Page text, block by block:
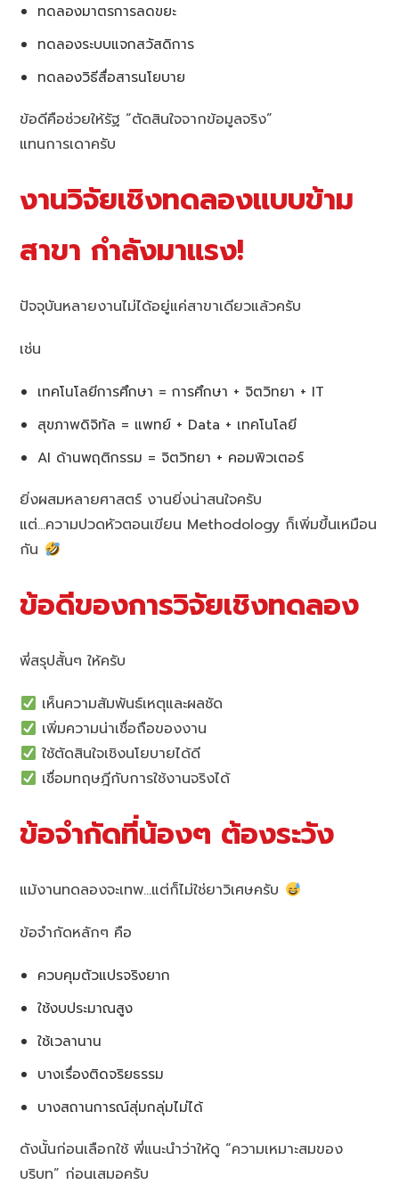
ทดลองมาตรการลดขยะ
ทดลองระบบแจกสวัสดิการ
ทดลองวิธีสื่อสารนโยบาย
ข้อดีคือช่วยให้รัฐ “ตัดสินใจจากข้อมูลจริง”
แทนการเดาครับ
งานวิจัยเชิงทดลองแบบข้าม
สาขา กำลังมาแรง!
ปัจจุบันหลายงานไม่ได้อยู่แค่สาขาเดียวแล้วครับ
เช่น
เทคโนโลยีการศึกษา = การศึกษา + จิตวิทยา + IT
สุขภาพดิจิทัล = แพทย์ + Data + เทคโนโลยี
AI ด้านพฤติกรรม = จิตวิทยา + คอมพิวเตอร์
ยิ่งผสมหลายศาสตร์ งานยิ่งน่าสนใจครับ
แต่…ความปวดหัวตอนเขียน Methodology ก็เพิ่มขึ้นเหมือน
กัน
ข้อดีของการวิจัยเชิงทดลอง
พี่สรุปสั้นๆ ให้ครับ
เห็นความสัมพันธ์เหตุและผลชัด
เพิ่มความน่าเชื่อถือของงาน
ใช้ตัดสินใจเชิงนโยบายได้ดี
เชื่อมทฤษฎีกับการใช้งานจริงได้
ข้อจำกัดที่น้องๆ ต้องระวัง
แม้งานทดลองจะเทพ…แต่ก็ไม่ใช่ยาวิเศษครับ
ข้อจำกัดหลักๆ คือ
ควบคุมตัวแปรจริงยาก
ใช้งบประมาณสูง
ใช้เวลานาน
บางเรื่องติดจริยธรรม
บางสถานการณ์สุ่มกลุ่มไม่ได้
ดังนั้นก่อนเลือกใช้ พี่แนะนำว่าให้ดู “ความเหมาะสมของ
บริบท” ก่อนเสมอครับ